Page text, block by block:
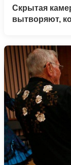
Скрытая
вытворяют,